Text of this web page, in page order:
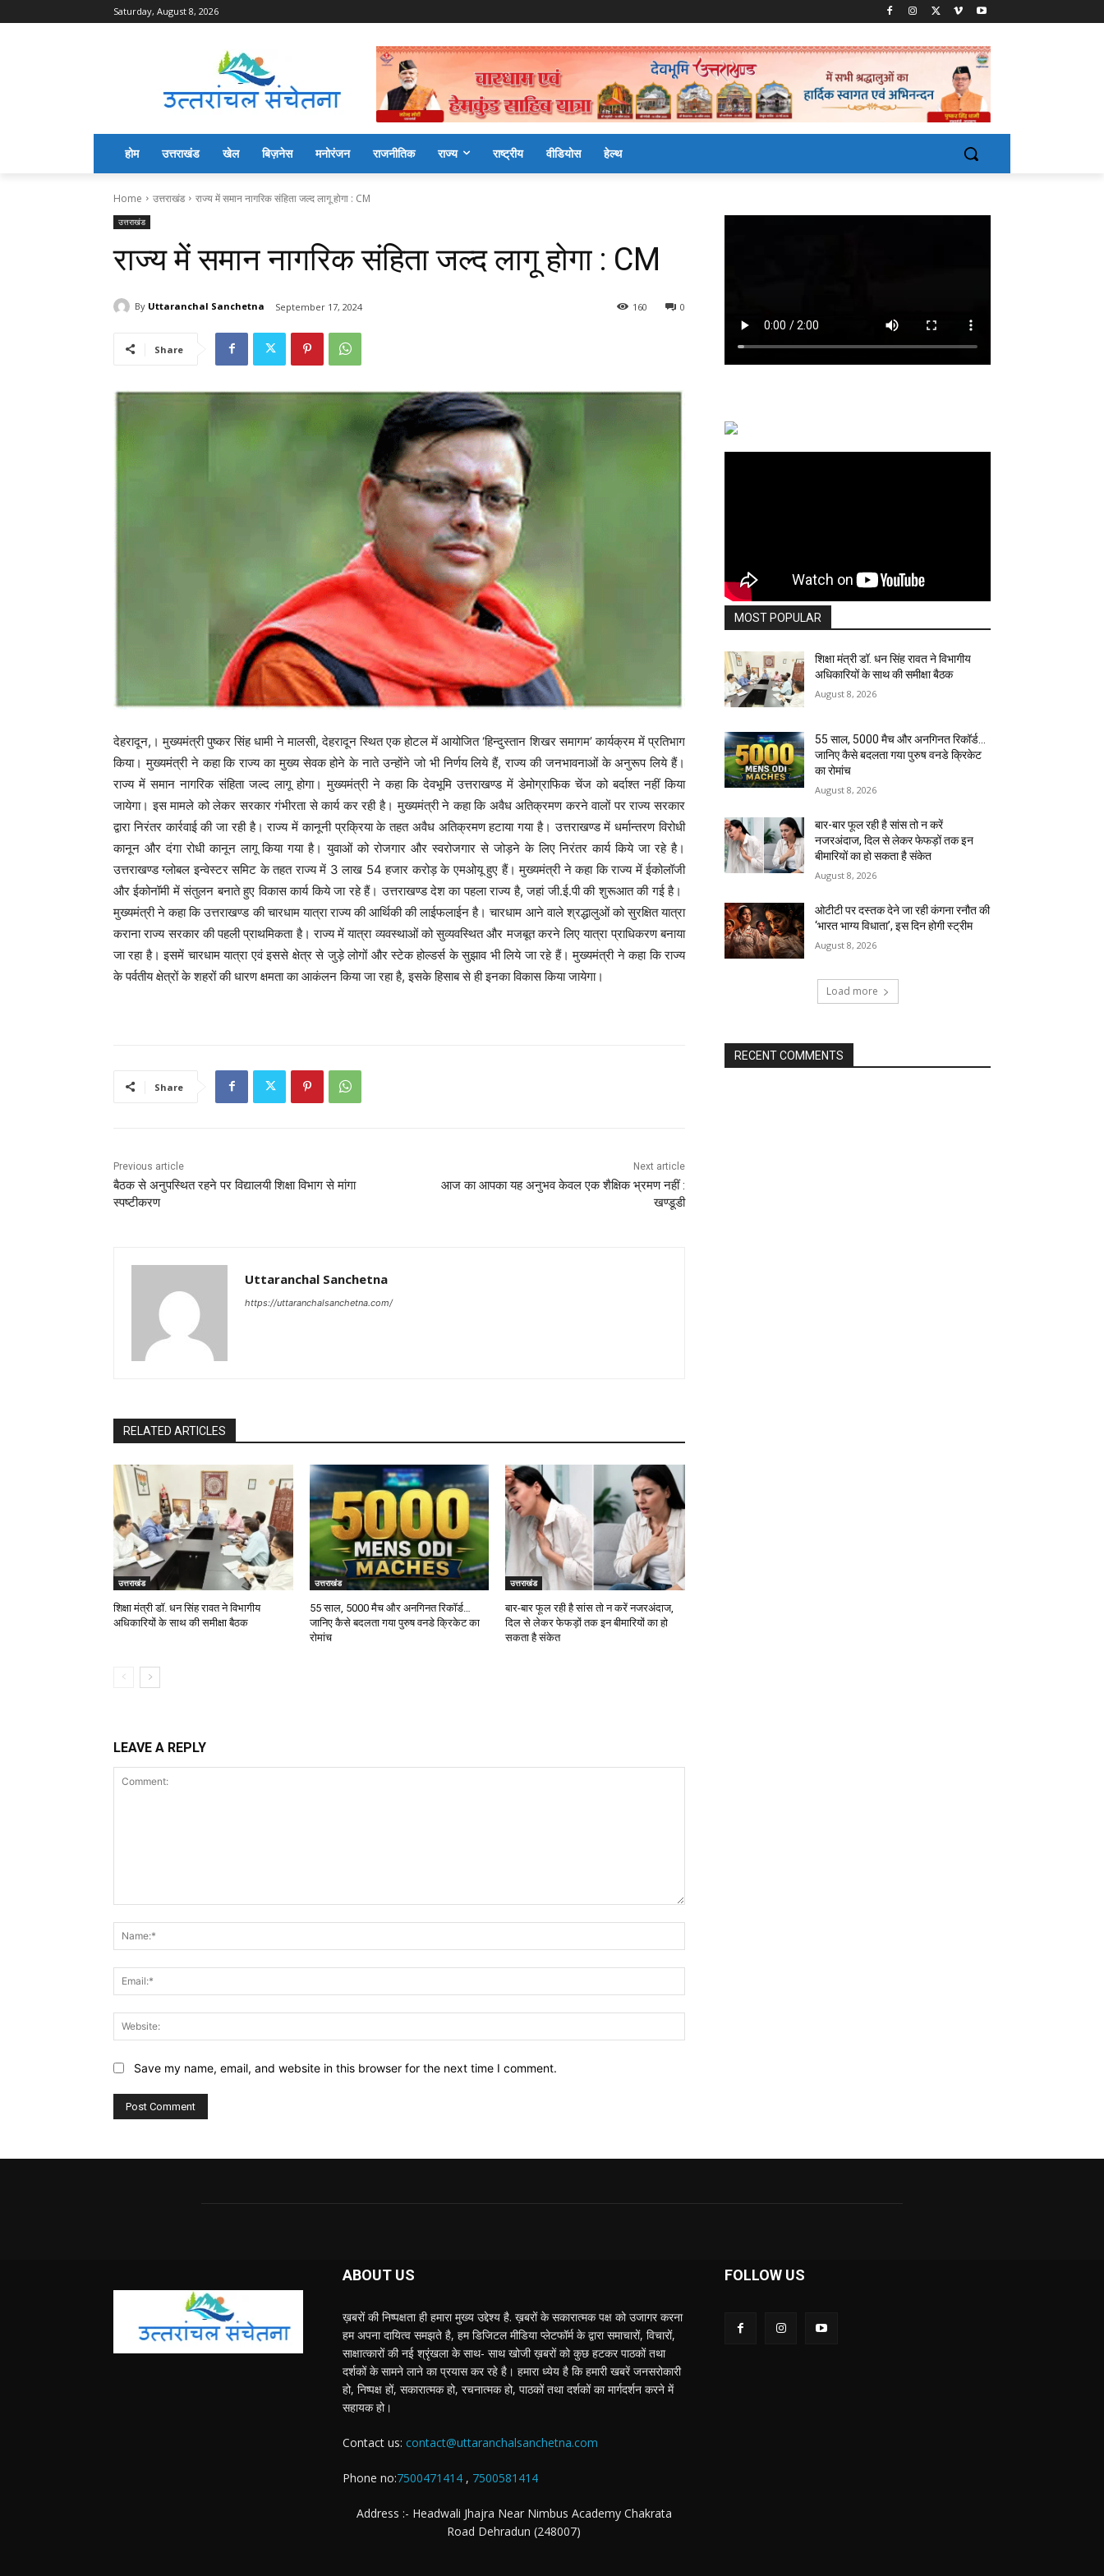
Saturday, August 8, 2026
होम उत्तराखंड खेल बिज़नेस मनोरंजन राजनीतिक राज्य राष्ट्रीय वीडियोस हेल्थ
Home उत्तराखंड राज्य में समान नागरिक संहिता जल्द लागू होगा : CM
उत्तराखंड
राज्य में समान नागरिक संहिता जल्द लागू होगा : CM
By Uttaranchal Sanchetna September 17, 2024 0
160
Share
देहरादून,। मुख्यमंत्री पुष्कर सिंह धामी ने मालसी, देहरादून स्थित एक होटल में आयोजित ‘हिन्दुस्तान शिखर समागम’ कार्यक्रम में प्रतिभाग
किया। मुख्यमंत्री ने कहा कि राज्य का मुख्य सेवक होने के नाते उन्होंने जो भी निर्णय लिये हैं, राज्य की जनभावनाओं के अनुरूप लिये हैं।
राज्य में समान नागरिक संहिता जल्द लागू होगा। मुख्यमंत्री ने कहा कि देवभूमि उत्तराखण्ड में डेमोग्राफिक चेंज को बर्दाश्त नहीं किया
जायेगा। इस मामले को लेकर सरकार गंभीरता से कार्य कर रही है। मुख्यमंत्री ने कहा कि अवैध अतिक्रमण करने वालों पर राज्य सरकार
द्वारा निरंतर कार्रवाई की जा रही है। राज्य में कानूनी प्रक्रिया के तहत अवैध अतिक्रमण हटाया गया है। उत्तराखण्ड में धर्मान्तरण विरोधी
कानून और दंगा रोधी कानून लागू किया गया है। युवाओं को रोजगार और स्वरोजगार से जोड़ने के लिए निरंतर कार्य किये जा रहे है।
उत्तराखण्ड ग्लोबल इन्वेस्टर समिट के तहत राज्य में 3 लाख 54 हजार करोड़ के एमओयू हुए हैं। मुख्यमंत्री ने कहा कि राज्य में ईकोलॉजी
और ईकोनॉमी में संतुलन बनाते हुए विकास कार्य किये जा रहे हैं। उत्तराखण्ड देश का पहला राज्य है, जहां जी.ई.पी की शुरूआत की गई है।
मुख्यमंत्री ने कहा कि उत्तराखण्ड की चारधाम यात्रा राज्य की आर्थिकी की लाईफलाईन है। चारधाम आने वाले श्रद्धालुओं को सुरक्षित यात्रा
कराना राज्य सरकार की पहली प्राथमिकता है। राज्य में यात्रा व्यवस्थाओं को सुव्यवस्थित और मजबूत करने लिए यात्रा प्राधिकरण बनाया
जा रहा है। इसमें चारधाम यात्रा एवं इससे क्षेत्र से जुड़े लोगों और स्टेक होल्डर्स के सुझाव भी लिये जा रहे हैं। मुख्यमंत्री ने कहा कि राज्य
के पर्वतीय क्षेत्रों के शहरों की धारण क्षमता का आकंलन किया जा रहा है, इसके हिसाब से ही इनका विकास किया जायेगा।
Share
Previous article
बैठक से अनुपस्थित रहने पर विद्यालयी शिक्षा विभाग से मांगा
स्पष्टीकरण
Next article
आज का आपका यह अनुभव केवल एक शैक्षिक भ्रमण नहीं :
खण्डूडी
Uttaranchal Sanchetna
https://uttaranchalsanchetna.com/
RELATED ARTICLES
उत्तराखंड
शिक्षा मंत्री डॉ. धन सिंह रावत ने विभागीय
अधिकारियों के साथ की समीक्षा बैठक
उत्तराखंड
55 साल, 5000 मैच और अनगिनत रिकॉर्ड…
जानिए कैसे बदलता गया पुरुष वनडे क्रिकेट का
रोमांच
उत्तराखंड
बार-बार फूल रही है सांस तो न करें नजरअंदाज,
दिल से लेकर फेफड़ों तक इन बीमारियों का हो
सकता है संकेत
LEAVE A REPLY
Save my name, email, and website in this browser for the next time I comment.
MOST POPULAR
शिक्षा मंत्री डॉ. धन सिंह रावत ने विभागीय
अधिकारियों के साथ की समीक्षा बैठक
August 8, 2026
55 साल, 5000 मैच और अनगिनत रिकॉर्ड…
जानिए कैसे बदलता गया पुरुष वनडे क्रिकेट
का रोमांच
August 8, 2026
बार-बार फूल रही है सांस तो न करें
नजरअंदाज, दिल से लेकर फेफड़ों तक इन
बीमारियों का हो सकता है संकेत
August 8, 2026
ओटीटी पर दस्तक देने जा रही कंगना रनौत की
‘भारत भाग्य विधाता’, इस दिन होगी स्ट्रीम
August 8, 2026
Load more
RECENT COMMENTS
ABOUT US
ख़बरों की निष्पक्षता ही हमारा मुख्य उद्देश्य है. ख़बरों के सकारात्मक पक्ष को उजागर करना
हम अपना दायित्व समझते है, हम डिजिटल मीडिया प्लेटफॉर्म के द्वारा समाचारों, विचारों,
साक्षात्कारों की नई श्रृंखला के साथ- साथ खोजी ख़बरों को कुछ हटकर पाठकों तथा
दर्शकों के सामने लाने का प्रयास कर रहे है। हमारा ध्येय है कि हमारी खबरें जनसरोकारी
हो, निष्पक्ष हों, सकारात्मक हो, रचनात्मक हो, पाठकों तथा दर्शकों का मार्गदर्शन करने में
सहायक हो।
Contact us: contact@uttaranchalsanchetna.com
Phone no:7500471414 , 7500581414
Address :- Headwali Jhajra Near Nimbus Academy Chakrata
Road Dehradun (248007)
FOLLOW US